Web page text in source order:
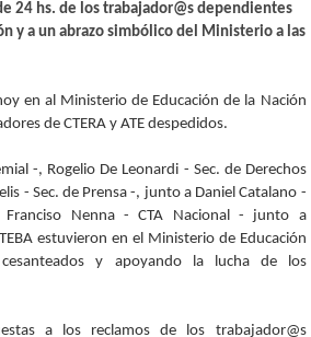
24 hs. de los trabajador@s dependientes
y a un abrazo simbólico del Ministerio a las
en al Ministerio de Educación de la Nación
de CTERA y ATE despedidos.
-, Rogelio De Leonardi - Sec. de Derechos
- Sec. de Prensa -, junto a Daniel Catalano -
Franciso Nenna - CTA Nacional - junto a
estuvieron en el Ministerio de Educación
y apoyando la lucha de los
a los reclamos de los trabajador@s